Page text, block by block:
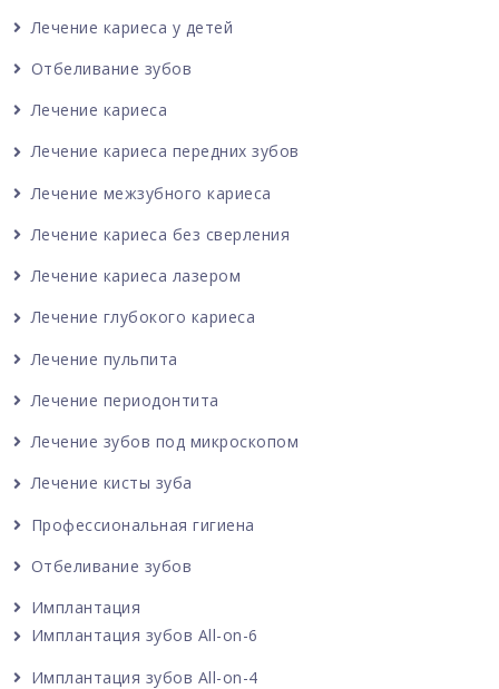
Лечение кариеса у детей
Отбеливание зубов
Лечение кариеса
Лечение кариеса передних зубов
Лечение межзубного кариеса
Лечение кариеса без сверления
Лечение кариеса лазером
Лечение глубокого кариеса
Лечение пульпита
Лечение периодонтита
Лечение зубов под микроскопом
Лечение кисты зуба
Профессиональная гигиена
Отбеливание зубов
Имплантация
Имплантация зубов All-on-6
Имплантация зубов All-on-4